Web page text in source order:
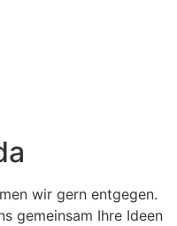
wir gern entgegen.
gemeinsam Ihre Ideen